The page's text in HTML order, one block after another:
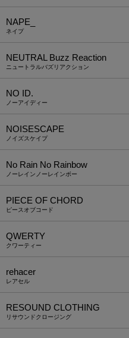
NAPE_
ネイプ
NEUTRAL Buzz Reaction
ニュートラルバズリアクション
NO ID.
ノーアイディー
NOISESCAPE
ノイズスケイプ
No Rain No Rainbow
ノーレインノーレインボー
PIECE OF CHORD
ピースオブコード
QWERTY
クワーティー
rehacer
レアセル
RESOUND CLOTHING
リサウンドクロージング